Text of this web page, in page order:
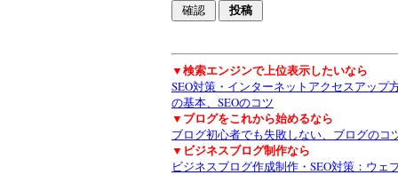
▼検索エンジンで上位表示したいなら
SEO対策・インターネットアクセスアップ
の基本、SEOのコツ
▼ブログをこれから始めるなら
ブログ初心者でも失敗しない、ブログのコ
▼ビジネスブログ制作なら
ビジネスブログ作成制作・SEO対策：ウェ